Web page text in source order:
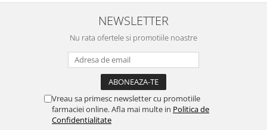
NEWSLETTER
Nu rata ofertele si promotiile noastre
Vreau sa primesc newsletter cu promotiile
farmaciei online. Afla mai multe in Politica de
Confidentialitate